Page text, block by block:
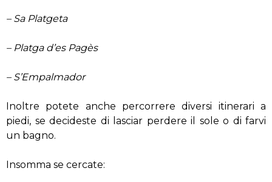
– Sa Platgeta
– Platga d’es Pagès
– S’Empalmador
Inoltre potete anche percorrere diversi itinerari a
piedi, se decideste di lasciar perdere il sole o di farvi
un bagno.
Insomma se cercate: